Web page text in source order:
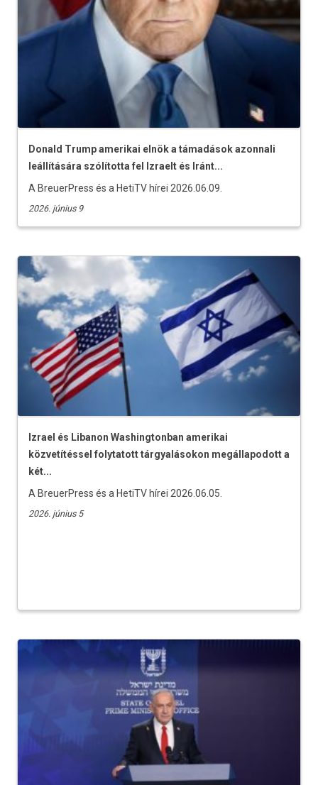
Donald Trump amerikai elnök a támadások azonnali
leállítására szólította fel Izraelt és Iránt...
A BreuerPress és a HetiTV hírei 2026.06.09.
2026. június 9
Izrael és Libanon Washingtonban amerikai
közvetítéssel folytatott tárgyalásokon megállapodott a
két...
A BreuerPress és a HetiTV hírei 2026.06.05.
2026. június 5